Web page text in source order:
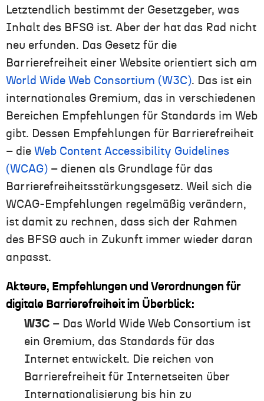
Letztendlich bestimmt der Gesetzgeber, was
Inhalt des BFSG ist. Aber der hat das Rad nicht
neu erfunden. Das Gesetz für die
Barrierefreiheit einer Website orientiert sich am
World Wide Web Consortium (W3C). Das ist ein
internationales Gremium, das in verschiedenen
Bereichen Empfehlungen für Standards im Web
gibt. Dessen Empfehlungen für Barrierefreiheit
– die Web Content Accessibility Guidelines
(WCAG) – dienen als Grundlage für das
Barrierefreiheitsstärkungsgesetz. Weil sich die
WCAG-Empfehlungen regelmäßig verändern,
ist damit zu rechnen, dass sich der Rahmen
des BFSG auch in Zukunft immer wieder daran
anpasst.
Akteure, Empfehlungen und Verordnungen für
digitale Barrierefreiheit im Überblick:
W3C – Das World Wide Web Consortium ist
ein Gremium, das Standards für das
Internet entwickelt. Die reichen von
Barrierefreiheit für Internetseiten über
Internationalisierung bis hin zu